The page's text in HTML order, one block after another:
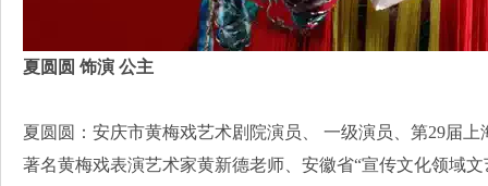
夏圆圆 饰演 公主
夏圆圆：安庆市黄梅戏艺术剧院演员、 一级演员、第29届
著名黄梅戏表演艺术家黄新德老师、安徽省“宣传文化领域